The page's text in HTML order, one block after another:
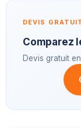
DEVIS
Comparez
Devis gratuit